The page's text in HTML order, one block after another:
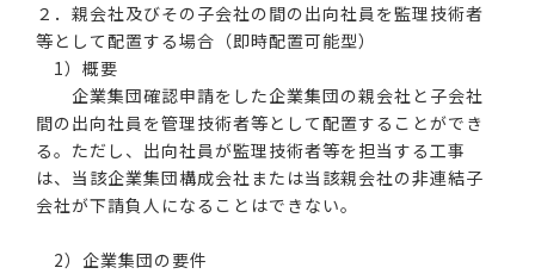
２．親会社及びその子会社の間の出向社員を監理技術者
等として配置する場合（即時配置可能型）
1）概要
企業集団確認申請をした企業集団の親会社と子会社
間の出向社員を管理技術者等として配置することができ
る。ただし、出向社員が監理技術者等を担当する工事
は、当該企業集団構成会社または当該親会社の非連結子
会社が下請負人になることはできない。
2）企業集団の要件